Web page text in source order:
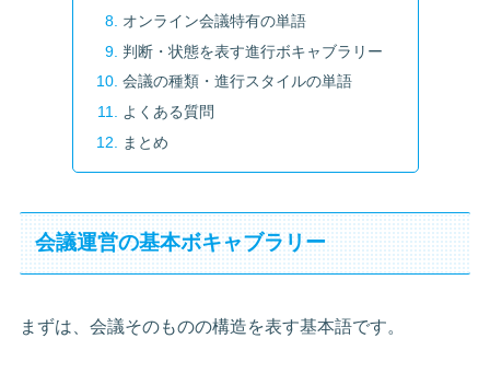
オンライン会議特有の単語
判断・状態を表す進行ボキャブラリー
会議の種類・進行スタイルの単語
よくある質問
まとめ
会議運営の基本ボキャブラリー
まずは、会議そのものの構造を表す基本語です。